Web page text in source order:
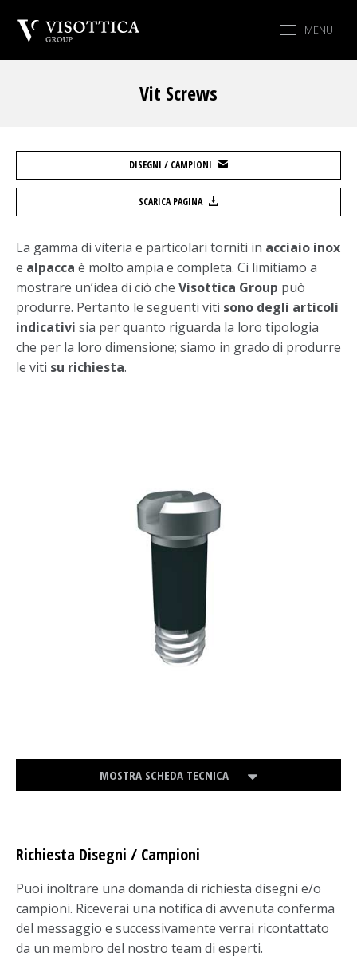
MENU
Vit Screws
DISEGNI / CAMPIONI
SCARICA PAGINA
La gamma di viteria e particolari torniti in acciaio inox
e alpacca è molto ampia e completa. Ci limitiamo a
mostrare un’idea di ciò che Visottica Group può
produrre. Pertanto le seguenti viti sono degli articoli
indicativi sia per quanto riguarda la loro tipologia
che per la loro dimensione; siamo in grado di produrre
le viti su richiesta.
MOSTRA SCHEDA TECNICA
Richiesta Disegni / Campioni
Puoi inoltrare una domanda di richiesta disegni e/o
campioni. Riceverai una notifica di avvenuta conferma
del messaggio e successivamente verrai ricontattato
da un membro del nostro team di esperti.